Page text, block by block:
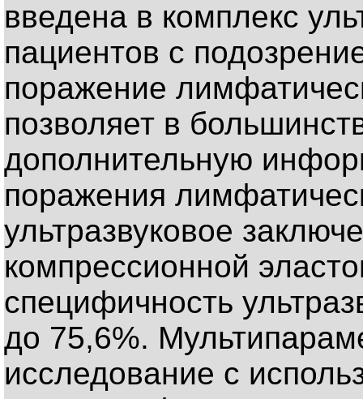
введена в комплекс
пациентов с
поражение
позволяет в
дополнительную
поражения
ультразвуковое
компрессионной
специфичность
до 75,6%.
исследование с